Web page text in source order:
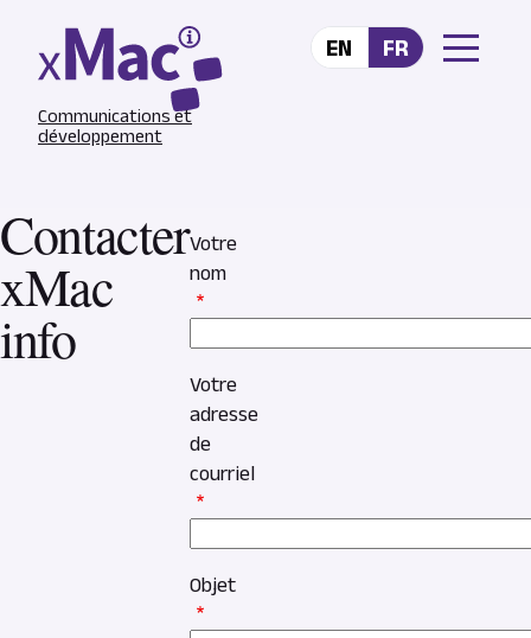
Communications et
développement
EN FR
Contacter
xMac
info
Votre
nom
Votre
adresse
de
courriel
Objet